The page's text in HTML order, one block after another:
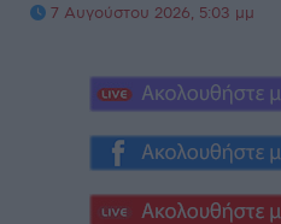
7 Αυγούστου 2026, 5:03 μμ